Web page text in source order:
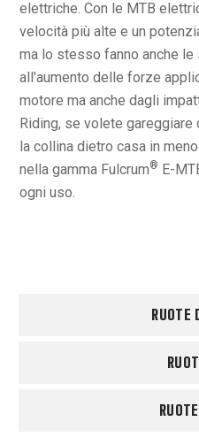
elettriche. Con le MTB
velocità più alte e un
ma lo stesso fanno anche
all'aumento delle forze
motore ma anche dagli
Riding, se volete
la collina dietro casa in
nella gamma Fulcrum® E-
ogni uso.
RUOTE